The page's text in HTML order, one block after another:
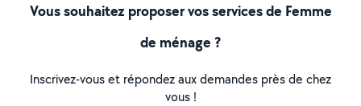
Vous souhaitez proposer vos services de Femme
de ménage ?
Inscrivez-vous et répondez aux demandes près de chez
vous !